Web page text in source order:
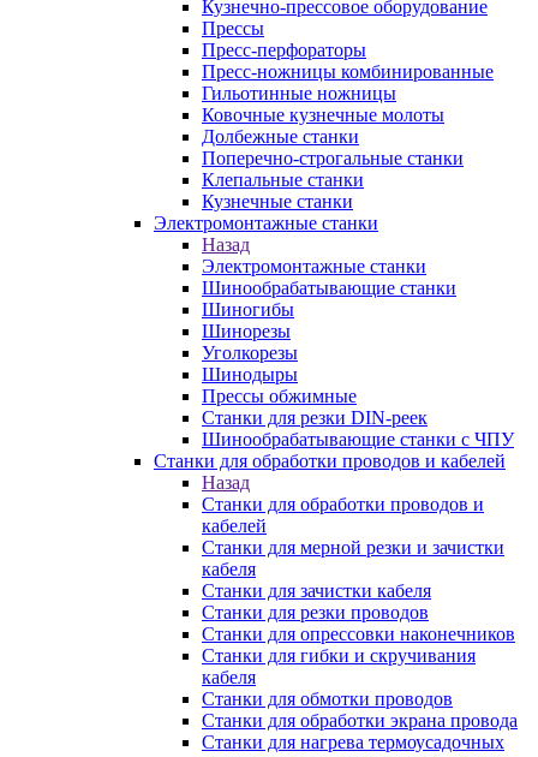
Кузнечно-прессовое оборудование
Прессы
Пресс-перфораторы
Пресс-ножницы комбинированные
Гильотинные ножницы
Ковочные кузнечные молоты
Долбежные станки
Поперечно-строгальные станки
Клепальные станки
Кузнечные станки
Электромонтажные станки
Назад
Электромонтажные станки
Шинообрабатывающие станки
Шиногибы
Шинорезы
Уголкорезы
Шинодыры
Прессы обжимные
Станки для резки DIN-реек
Шинообрабатывающие станки с ЧПУ
Станки для обработки проводов и кабелей
Назад
Станки для обработки проводов и
кабелей
Станки для мерной резки и зачистки
кабеля
Станки для зачистки кабеля
Станки для резки проводов
Станки для опрессовки наконечников
Станки для гибки и скручивания
кабеля
Станки для обмотки проводов
Станки для обработки экрана провода
Станки для нагрева термоусадочных